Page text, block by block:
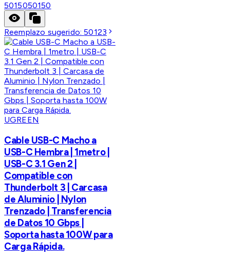
5015050150
Reemplazo sugerido:50123
UGREEN
Cable USB-C Macho a
USB-C Hembra | 1metro |
USB-C 3.1 Gen 2 |
Compatible con
Thunderbolt 3 | Carcasa
de Aluminio | Nylon
Trenzado | Transferencia
de Datos 10 Gbps |
Soporta hasta 100W para
Carga Rápida.